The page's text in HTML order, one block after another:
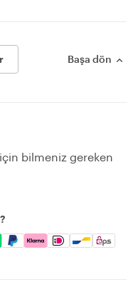
Başa dön
bilmeniz gereken
Apple Pay, Google